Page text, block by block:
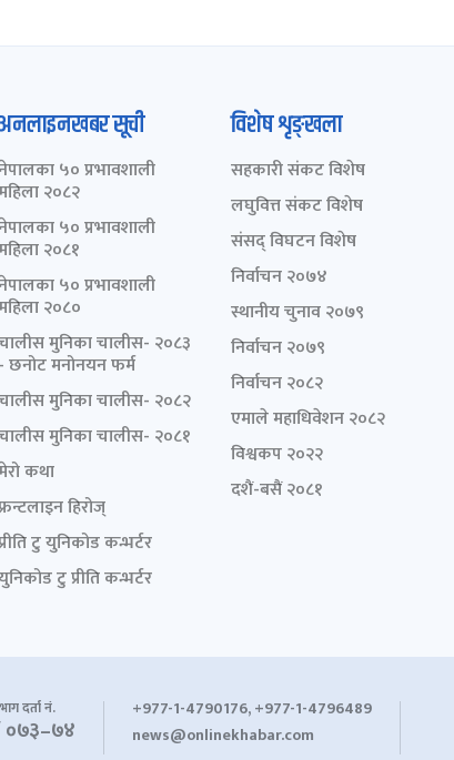
सूची
५० प्रभावशाली
२०८२
५० प्रभावशाली
२०८१
५० प्रभावशाली
२०८०
मुनिका चालीस- २०८३
- छनोट मनोनयन फर्म
मुनिका चालीस- २०८२
मुनिका चालीस- २०८१
कथा
हिरोज्
टु युनिकोड कन्भर्टर
टु प्रीति कन्भर्टर
विशेष शृङ्खला
सहकारी संकट विशेष
लघुवित्त संकट विशेष
संसद् विघटन विशेष
निर्वाचन २०७४
स्थानीय चुनाव २०७९
निर्वाचन २०७९
निर्वाचन २०८२
एमाले महाधिवेशन २०८२
विश्वकप २०२२
दशैं-बसैं २०८१
दर्ता नं.
०७३–७४
+977-1-4790176, +977-1-4796489
news@onlinekhabar.com